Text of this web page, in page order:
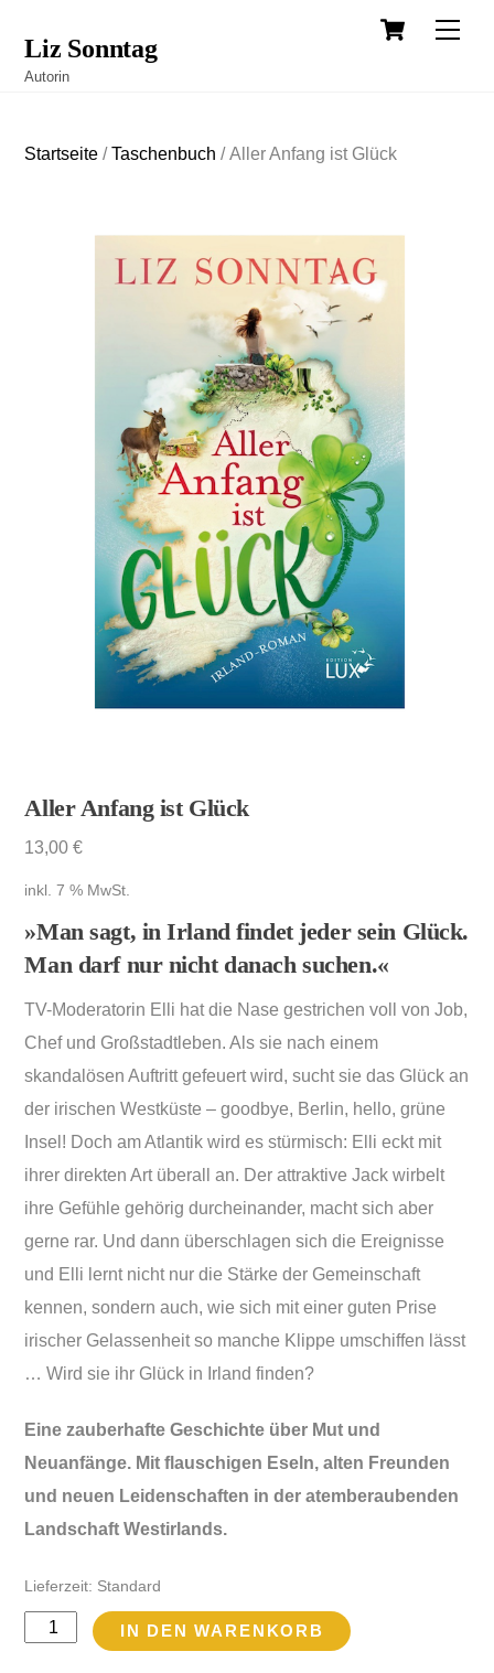
content
Cart
Liz Sonntag
Autorin
Startseite /Taschenbuch / Aller Anfang ist Glück
Aller Anfang ist Glück
13,00€
inkl. 7 % MwSt.
»Man sagt, in Irland findet jeder sein Glück.
Man darf nur nicht danach suchen.«
TV-Moderatorin Elli hat die Nase gestrichen voll von Job,
Chef und Großstadtleben. Als sie nach einem
skandalösen Auftritt gefeuert wird, sucht sie das Glück an
der irischen Westküste – goodbye, Berlin, hello, grüne
Insel! Doch am Atlantik wird es stürmisch: Elli eckt mit
ihrer direkten Art überall an. Der attraktive Jack wirbelt
ihre Gefühle gehörig durcheinander, macht sich aber
gerne rar. Und dann überschlagen sich die Ereignisse
und Elli lernt nicht nur die Stärke der Gemeinschaft
kennen, sondern auch, wie sich mit einer guten Prise
irischer Gelassenheit so manche Klippe umschiffen lässt
… Wird sie ihr Glück in Irland finden?
Eine zauberhafte Geschichte über Mut und
Neuanfänge. Mit flauschigen Eseln, alten Freunden
und neuen Leidenschaften in der atemberaubenden
Landschaft Westirlands.
Lieferzeit: Standard
Aller
IN DEN WARENKORB